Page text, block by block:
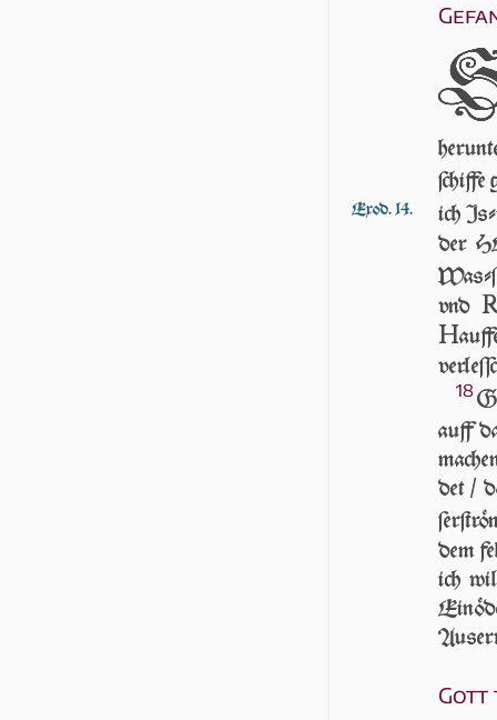
Exod. 14.
ſchiffe
ich
der
vnd
H
18
auff
det /
dem
ich
Gott